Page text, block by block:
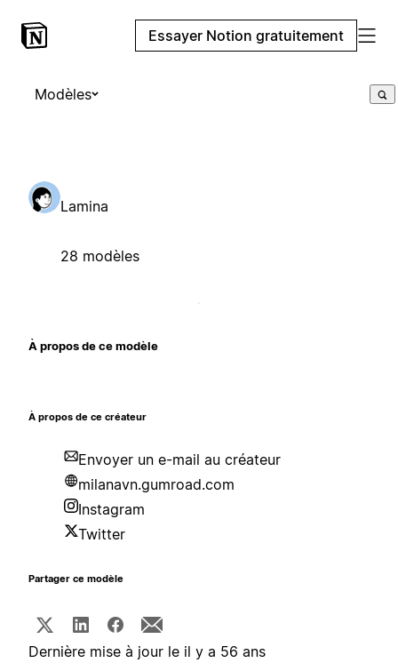
Essayer Notion gratuitement
Modèles
Lamina
28 modèles
À propos de ce modèle
À propos de ce créateur
Envoyer un e-mail au créateur
milanavn.gumroad.com
Instagram
Twitter
Partager ce modèle
Dernière mise à jour le il y a 56 ans